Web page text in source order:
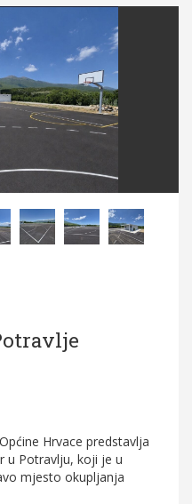
Hrvace predstavlja
u Potravlju, koji je u
mjesto okupljanja